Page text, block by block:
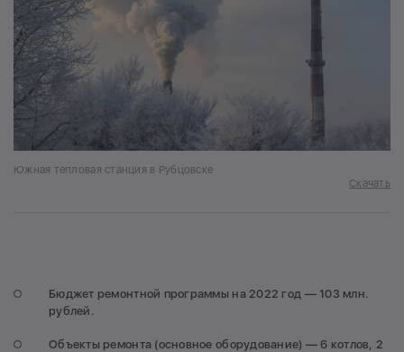
Южная тепловая станция в Рубцовске
Скачать
Бюджет ремонтной программы на 2022 год — 103 млн.
рублей.
Объекты ремонта (основное оборудование) — 6 котлов, 2